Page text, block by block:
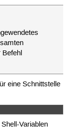
Befehl
eine Schnittstelle
Variablen